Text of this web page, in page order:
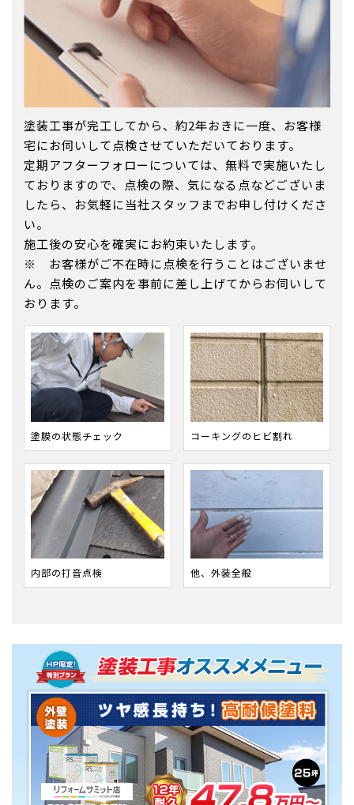
塗装工事が完工してから、約2年おきに一度、お客様
宅にお伺いして点検させていただいております。
定期アフターフォローについては、無料で実施いたし
ておりますので、点検の際、気になる点などございま
したら、お気軽に当社スタッフまでお申し付けくださ
い。
施工後の安心を確実にお約束いたします。
※ お客様がご不在時に点検を行うことはございませ
ん。点検のご案内を事前に差し上げてからお伺いして
おります。
塗膜の状態チェック コーキングのヒビ割れ
内部の打音点検 他、外装全般